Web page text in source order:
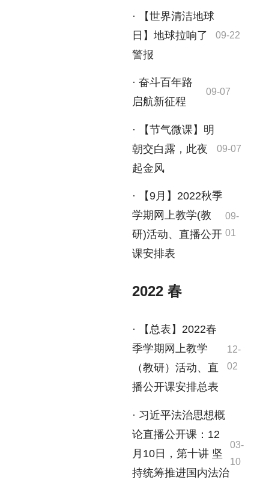
· 【世界清洁地球
日】地球拉响了
警报
09-22
· 奋斗百年路
启航新征程
09-07
· 【节气微课】明
朝交白露，此夜
起金风
09-07
· 【9月】2022秋季
学期网上教学(教
研)活动、直播公开
课安排表
09-
01
2022 春
· 【总表】2022春
季学期网上教学
（教研）活动、直
播公开课安排总表
12-
02
· 习近平法治思想概
论直播公开课：12
月10日，第十讲 坚
持统筹推进国内法治
03-
10